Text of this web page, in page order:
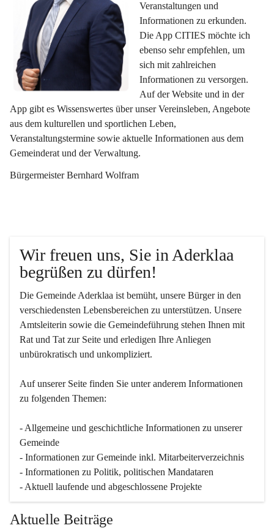
Veranstaltungen und
Informationen zu erkunden.
Die App CITIES möchte ich
ebenso sehr empfehlen, um
sich mit zahlreichen
Informationen zu versorgen.
Auf der Website und in der
App gibt es Wissenswertes über unser Vereinsleben, Angebote
aus dem kulturellen und sportlichen Leben,
Veranstaltungstermine sowie aktuelle Informationen aus dem
Gemeinderat und der Verwaltung.
Bürgermeister Bernhard Wolfram
Wir freuen uns, Sie in Aderklaa
begrüßen zu dürfen!
Die Gemeinde Aderklaa ist bemüht, unsere Bürger in den
verschiedensten Lebensbereichen zu unterstützen. Unsere
Amtsleiterin sowie die Gemeindeführung stehen Ihnen mit
Rat und Tat zur Seite und erledigen Ihre Anliegen
unbürokratisch und unkompliziert.
Auf unserer Seite finden Sie un­ter an­de­rem Informationen
zu folgenden Themen:
- Allgemeine und geschichtliche Informationen zu unserer
Gemeinde
- Informationen zur Gemeinde inkl. Mitarbeiterverzeichnis
- Informationen zu Politik, politischen Mandataren
- Aktuell laufende und abgeschlossene Projekte
Aktuelle Beiträge